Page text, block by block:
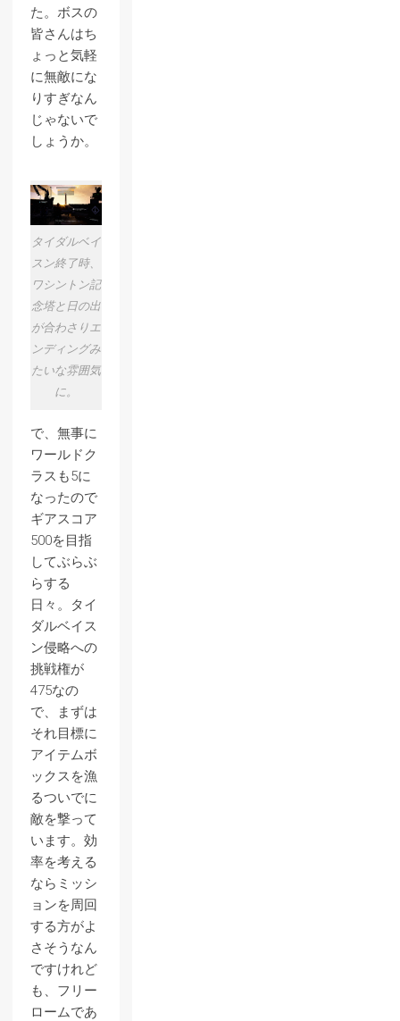
た。ボスの
皆さんはち
ょっと気軽
に無敵にな
りすぎなん
じゃないで
しょうか。
タイダルベイ
スン終了時、
ワシントン記
念塔と日の出
が合わさりエ
ンディングみ
たいな雰囲気
に。
で、無事に
ワールドク
ラスも5に
なったので
ギアスコア
500を目指
してぶらぶ
らする
日々。タイ
ダルベイス
ン侵略への
挑戦権が
475なの
で、まずは
それ目標に
アイテムボ
ックスを漁
るついでに
敵を撃って
います。効
率を考える
ならミッシ
ョンを周回
する方がよ
さそうなん
ですけれど
も、フリー
ロームであ